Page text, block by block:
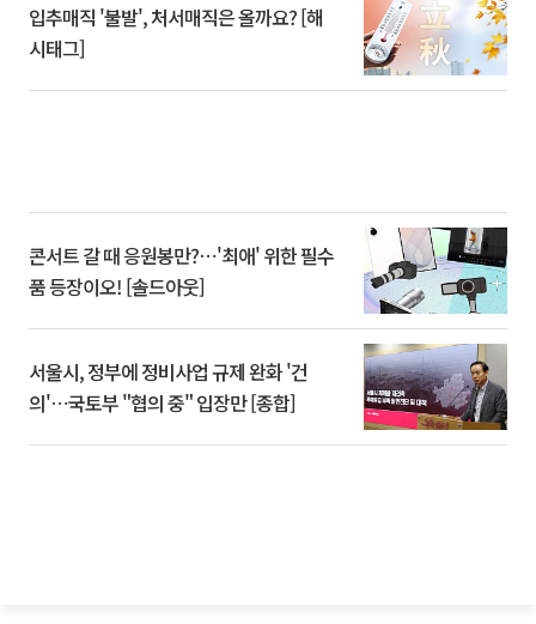
입추매직 '불발', 처서매직은 올까요? [해
시태그]
콘서트 갈 때 응원봉만?⋯'최애' 위한 필수
품 등장이오! [솔드아웃]
서울시, 정부에 정비사업 규제 완화 '건
의'⋯국토부 "협의 중" 입장만 [종합]